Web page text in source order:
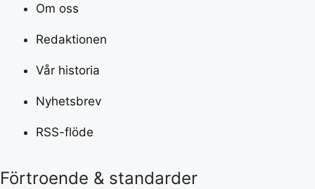
Om oss
Redaktionen
Vår historia
Nyhetsbrev
RSS-flöde
Förtroende & standarder